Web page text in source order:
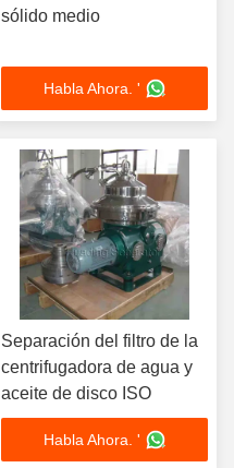
sólido medio
Habla Ahora. '
Separación del filtro de la
centrifugadora de agua y
aceite de disco ISO
Habla Ahora. '